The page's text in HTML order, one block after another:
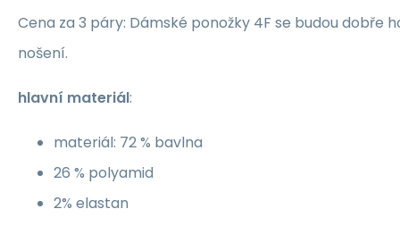
Cena za 3 páry: Dámské ponožky 4F se budou dobře
nošení.
hlavní materiál:
materiál: 72 % bavlna
26 % polyamid
2% elastan